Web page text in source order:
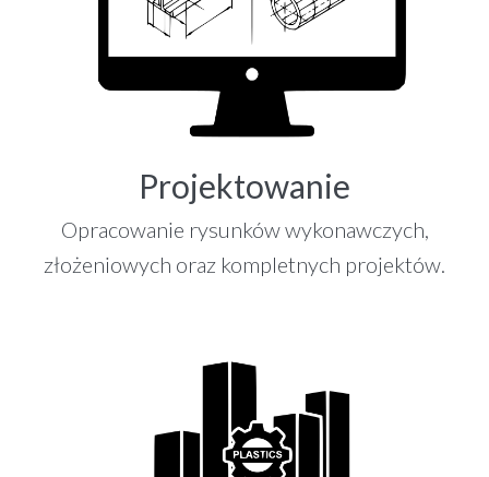
Projektowanie
Opracowanie rysunków wykonawczych,
złożeniowych oraz kompletnych projektów.